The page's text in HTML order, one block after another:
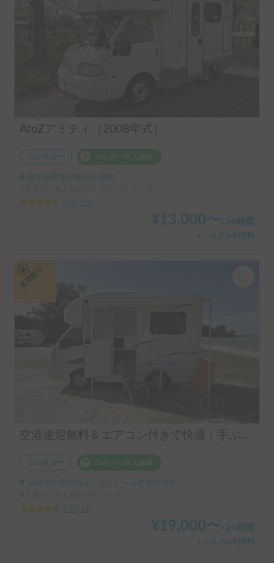
AtoZアミティ（2008年式）
レンタカー
熊本県熊本市東区長嶺南
5.00
16
¥ 13,000〜 /24時間
＋システム利用料
空港送迎無料＆エアコン付きで快適！手ぶらで楽しむ沖縄車中泊｜オカヤドレンタカー
レンタカー
沖縄県那覇市鏡水, ' モノレール那覇空港駅
5.00
12
¥ 19,000〜/24時間
＋システム利用料